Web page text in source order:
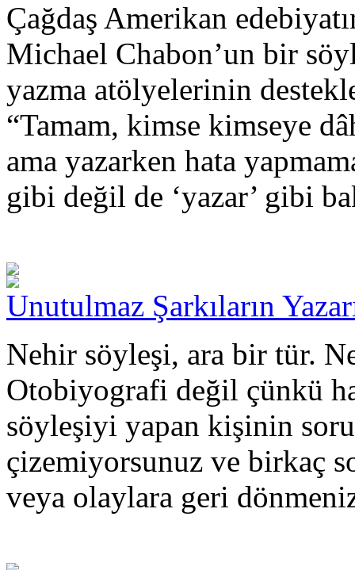
Çağdaş Amerikan
Michael Chabon’un bir
yazma atölyelerinin
“Tamam, kimse kimseye
ama yazarken hata
gibi değil de ‘yazar’ gibi
Unutulmaz Şarkıların
Nehir söyleşi, ara bir tür.
Otobiyografi değil çünkü
söyleşiyi yapan kişinin
çizemiyorsunuz ve birkaç
veya olaylara geri